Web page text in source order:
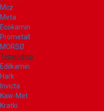
Mcz
Meta
Ecokamin
Prometall
MORSØ
Термофор
Edilkamin
Hark
Invicta
Kaw-Met
Kratki